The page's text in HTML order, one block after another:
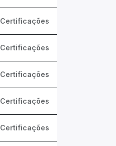
Certificações
Certificações
Certificações
Certificações
Certificações